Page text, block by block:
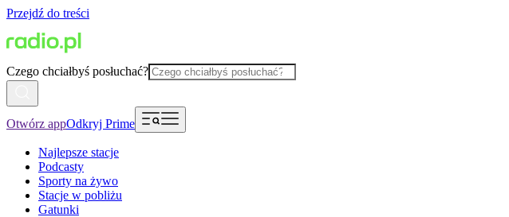
Przejdź do treści
Czego chciałbyś posłuchać?
Otwórz appOdkryj Prime
Najlepsze stacje
Podcasty
Sporty na żywo
Stacje w pobliżu
Gatunki